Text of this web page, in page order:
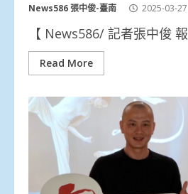
News586 張中俊-臺南 2025-03-27
【 News586/ 記者張中俊 報
Read More